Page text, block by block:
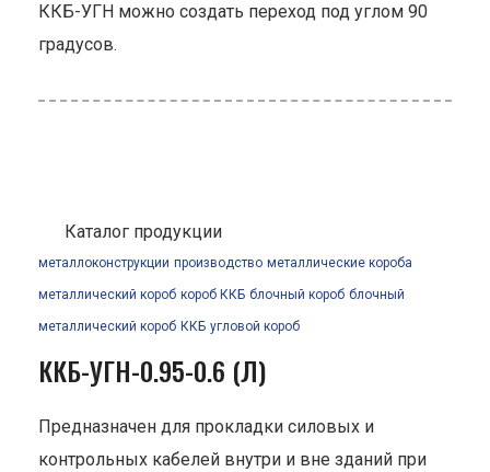
ККБ-УГН можно создать переход под углом 90
градусов.
Каталог продукции
металлоконструкции производство металлические короба
металлический короб короб ККБ блочный короб блочный
металлический короб ККБ угловой короб
ККБ-УГН-0.95-0.6 (Л)
Предназначен для прокладки силовых и
контрольных кабелей внутри и вне зданий при